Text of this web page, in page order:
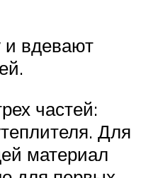
и вдевают
частей:
Для
материал